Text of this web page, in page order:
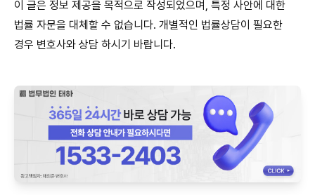
이 글은 정보 제공을 목적으로 작성되었으며, 특정 사안에 대한
법률 자문을 대체할 수 없습니다. 개별적인 법률상담이 필요한
경우 변호사와 상담 하시기 바랍니다.